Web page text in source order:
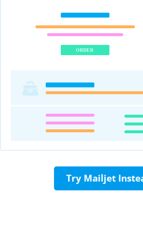
Try Mailjet